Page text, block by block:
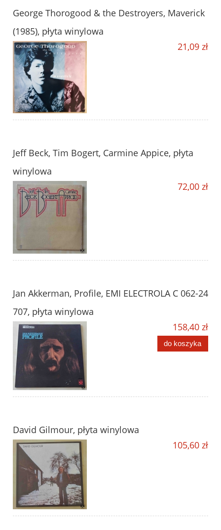
George Thorogood & the Destroyers, Maverick
(1985), płyta winylowa
21,09 zł
Jeff Beck, Tim Bogert, Carmine Appice, płyta
winylowa
72,00 zł
Jan Akkerman, Profile, EMI ELECTROLA C 062-24
707, płyta winylowa
158,40 zł
do koszyka
David Gilmour, płyta winylowa
105,60 zł